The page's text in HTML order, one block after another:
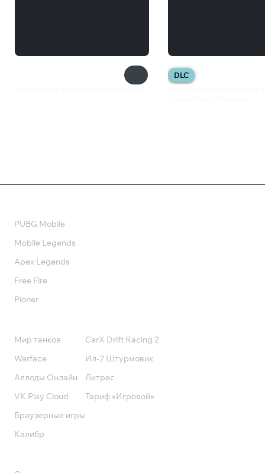
DLC
PUBG Mobile
Mobile Legends
Apex Legends
Free Fire
Pioner
Мир танков
Warface
Аллоды Онлайн
VK Play Cloud
Браузерные игры
Калибр
CarX Drift Racing 2
Ил-2 Штурмовик
Литрес
Тариф «Игровой»